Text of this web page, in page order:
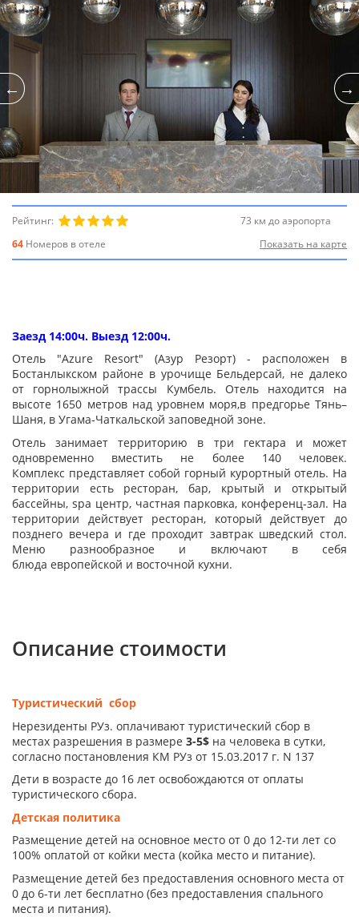
Рейтинг:
73 км до аэропорта
64 Номеров в отеле Показать на карте
Заезд 14:00ч. Выезд 12:00ч.
Отель "Azure Resort" (Азур Резорт) - расположен в
Бостанлыкском районе в урочище Бельдерсай, не далеко
от горнолыжной трассы Кумбель. Отель находится на
высоте 1650 метров над уровнем моря,в предгорье Тянь–
Шаня, в Угама-Чаткальской заповедной зоне.
Отель занимает территорию в три гектара и может
одновременно вместить не более 140 человек.
Комплекс представляет собой горный курортный отель. На
территории есть ресторан, бар, крытый и открытый
бассейны, spa центр, частная парковка, конференц-зал. На
территории действует ресторан, который действует до
позднего вечера и где проходит завтрак шведский стол.
Меню разнообразное и включают в себя
блюда европейской и восточной кухни.
Описание стоимости
Туристический сбор
Нерезиденты РУз. оплачивают туристический сбор в
местах разрешения в размере 3-5$ на человека в сутки,
согласно постановления КМ РУз от 15.03.2017 г. N 137
Дети в возрасте до 16 лет освобождаются от оплаты
туристического сбора.
Детская политика
Размещение детей на основное место от 0 до 12-ти лет со
100% оплатой от койки места (койка место и питание).
Размещение детей без предоставления основного места от
0 до 6-ти лет бесплатно (без предоставления спального
места и питания).